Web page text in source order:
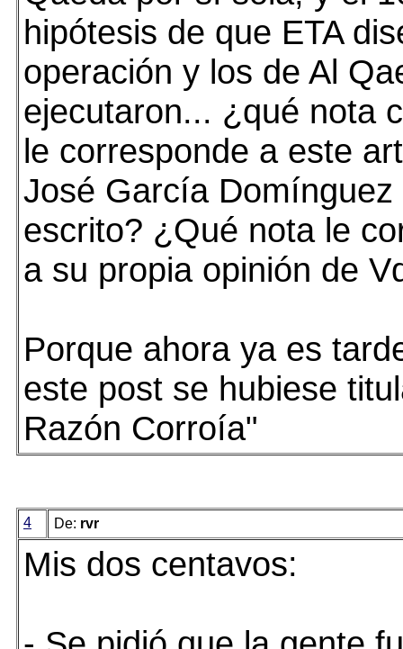
hipótesis de que ETA
operación y los de Al
ejecutaron... ¿qué nota
le corresponde a este
José García Domínguez
escrito? ¿Qué nota le
a su propia opinión de
Porque ahora ya es
este post se hubiese
Razón Corroía"
4 De: rvr
Mis dos centavos: